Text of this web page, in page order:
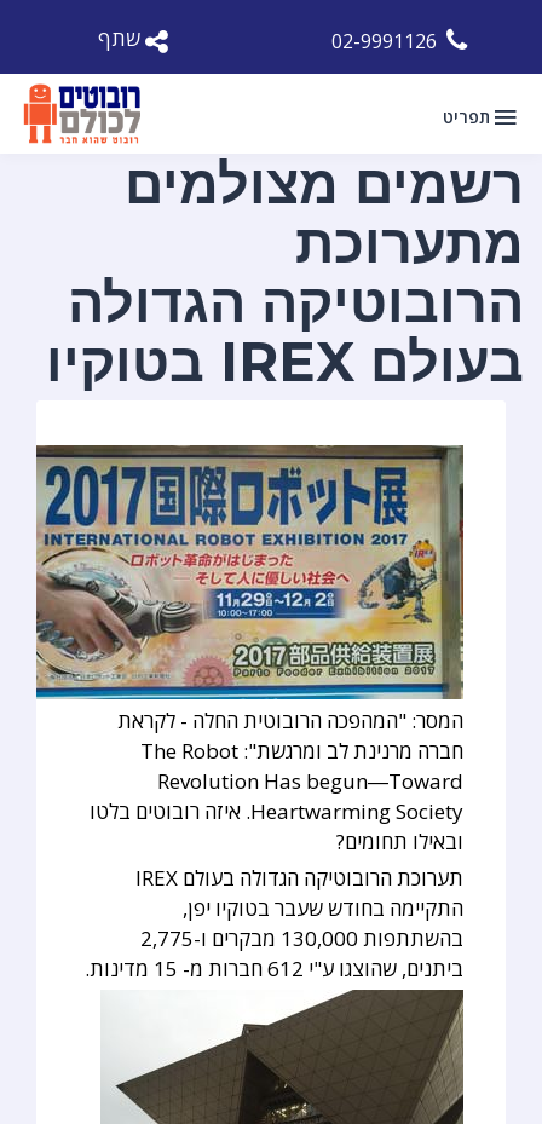
שתף
תפריט
רשמים מצולמים
מתערוכת
הרובוטיקה הגדולה
בעולם IREX בטוקיו
המסר: "המהפכה הרובוטית החלה - לקראת
חברה מרנינת לב ומרגשת": The Robot
Revolution Has begun―Toward
Heartwarming Society. איזה רובוטים בלטו
ובאילו תחומים?
תערוכת הרובוטיקה הגדולה בעולם IREX
התקיימה בחודש שעבר בטוקיו יפן,
בהשתתפות 130,000 מבקרים ו-2,775
ביתנים, שהוצגו ע"י 612 חברות מ- 15 מדינות.